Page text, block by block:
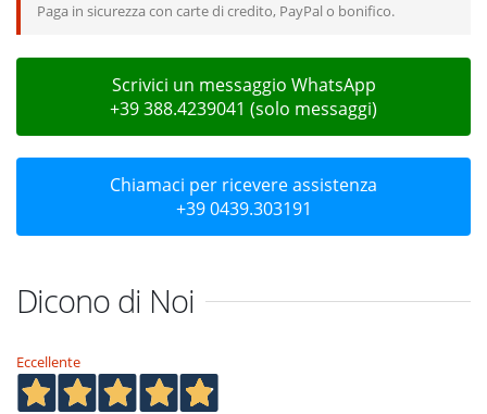
Paga in sicurezza con carte di credito, PayPal o bonifico.
Scrivici un messaggio WhatsApp
+39 388.4239041 (solo messaggi)
Chiamaci per ricevere assistenza
+39 0439.303191
Dicono di Noi
Eccellente